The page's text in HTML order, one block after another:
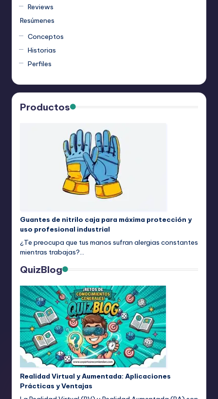
Reviews
Resúmenes
Conceptos
Historias
Perfiles
Productos
Guantes de nitrilo caja para máxima protección y
uso profesional industrial
¿Te preocupa que tus manos sufran alergias constantes
mientras trabajas?…
QuizBlog
Realidad Virtual y Aumentada: Aplicaciones
Prácticas y Ventajas